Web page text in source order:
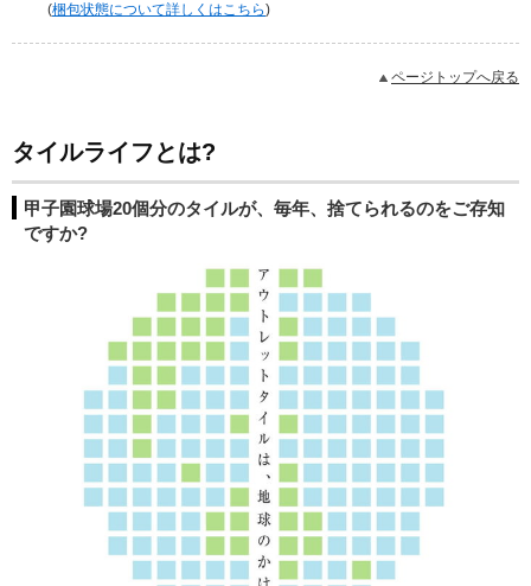
(梱包状態について詳しくはこちら)
ページトップへ戻る
タイルライフとは?
甲子園球場20個分のタイルが、毎年、捨てられるのをご存知
ですか?